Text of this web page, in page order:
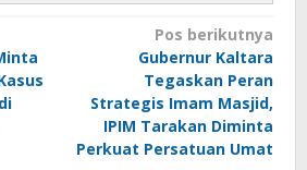
Pos berikutnya
Gubernur Kaltara
Tegaskan Peran
Strategis Imam Masjid,
IPIM Tarakan Diminta
Perkuat Persatuan Umat